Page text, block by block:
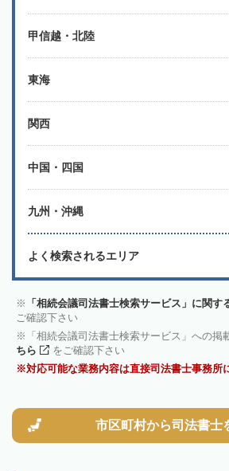
甲信越・北陸
東海
関西
中国・四国
九州・沖縄
よく検索されるエリア
「相続会議司法書士検索サービス」に関す
ご確認下さい
「相続会議司法書士検索サービス」への掲
ちら
をご確認下さい
対応可能な業務内容は直接司法書士事務所
市区町村から司法書士